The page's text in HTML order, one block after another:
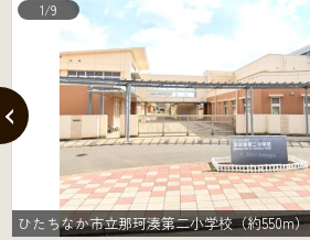
ひたちなか市立那珂湊第二小学校（約550m）
1/9